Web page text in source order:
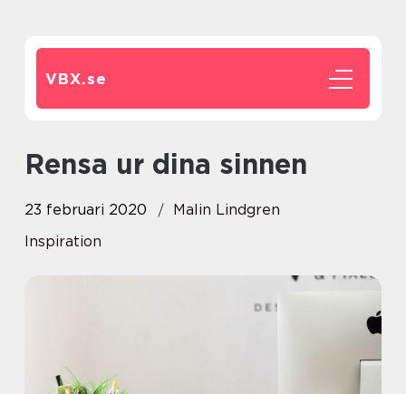
VBX.se
Rensa ur dina sinnen
23 februari 2020
Malin Lindgren
Inspiration